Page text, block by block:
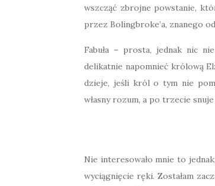
wszcząć zbrojne powstanie,
przez Bolingbroke’a, znanego
Fabuła – prosta, jednak nic
delikatnie napomnieć królową
dzieje, jeśli król o tym nie
własny rozum, a po trzecie
Nie interesowało mnie to
wyciągnięcie ręki. Zostałam